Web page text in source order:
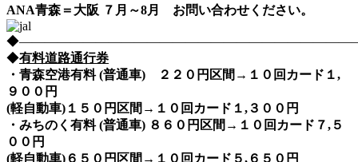
ANA青森＝大阪 ７月～8月 お問い合わせください。
◆有料道路通行券
・青森空港有料 (普通車) ２２０円区間→１０回カード１,
９００円
(軽自動車)１５０円区間→１０回カード１,３００円
・みちのく有料 (普通車) ８６０円区間→１０回カード７,５
００円
(軽自動車)６５０円区間→１０回カード５,６５０円